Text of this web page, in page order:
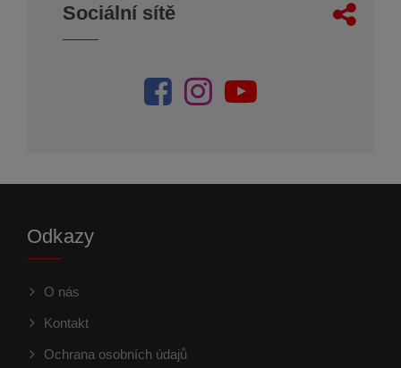
Sociální sítě
Odkazy
O nás
Kontakt
Ochrana osobních údajů